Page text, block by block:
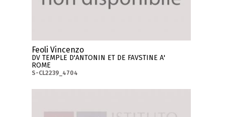
Feoli Vincenzo
DV TEMPLE D'ANTONIN ET DE FAVSTINE A'
ROME
S-CL2239_4704